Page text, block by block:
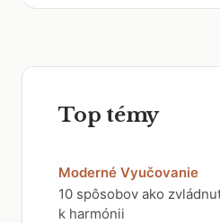
Top témy
Moderné Vyučovanie
10 spôsobov ako
k harmónii